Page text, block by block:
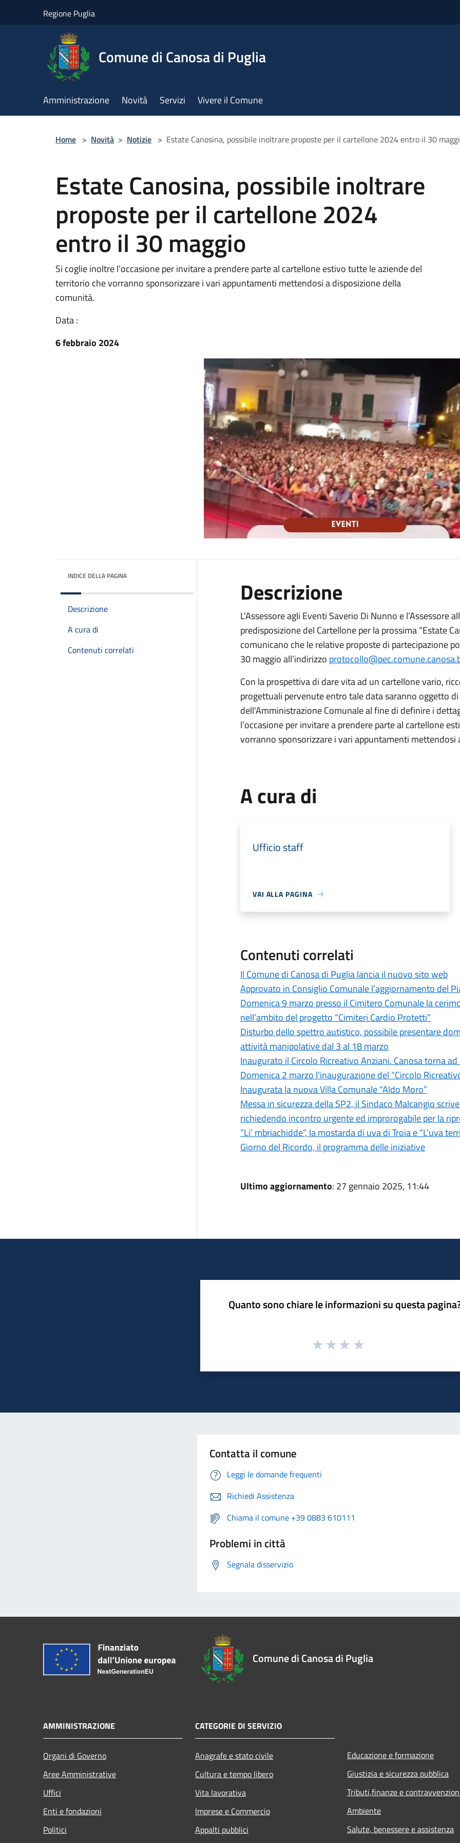
Regione Puglia
Comune di Canosa di Puglia
Amministrazione Novità Servizi Vivere il Comune
Home > Novità > Notizie > Estate Canosina, possibile inoltrare proposte per il cartellone 2024 entro il 30
Estate Canosina, possibile inoltrare
proposte per il cartellone 2024
entro il 30 maggio
Si coglie inoltre l’occasione per invitare a prendere parte al cartellone estivo tutte le aziende del
territorio che vorranno sponsorizzare i vari appuntamenti mettendosi a disposizione della
comunità.
Data :
6 febbraio 2024
INDICE DELLA PAGINA
Descrizione
A cura di
Contenuti correlati
Descrizione
L’Assessore agli Eventi Saverio Di Nunno e l’Assessore
predisposizione del Cartellone per la prossima “Estate
comunicano che le relative proposte di partecipazione
30 maggio all’indirizzo
Con la prospettiva di dare vita ad un cartellone vario,
progettuali pervenute entro tale data saranno oggetto
dell'Amministrazione Comunale al fine di definire i
l’occasione per invitare a prendere parte al cartellone
vorranno sponsorizzare i vari appuntamenti mettendosi
A cura di
Ufficio staff
VAI ALLA PAGINA
Contenuti correlati
Il Comune di Canosa di Puglia lancia il nuovo sito web
Approvato in Consiglio Comunale l’aggiornamento del
Domenica 9 marzo presso il Cimitero Comunale la
nell’ambito del progetto “Cimiteri Cardio Protetti”
Disturbo dello spettro autistico, possibile presentare
attività manipolative dal 3 al 18 marzo
Inaugurato il Circolo Ricreativo Anziani. Canosa torna
Domenica 2 marzo l’inaugurazione del “Circolo
Inaugurata la nuova Villa Comunale “Aldo Moro”
Messa in sicurezza della SP2, il Sindaco Malcangio
richiedendo incontro urgente ed improrogabile per la
”Li’ mbriachidde”, la mostarda di uva di Troia e “L’uva
Giorno del Ricordo, il programma delle iniziative
Ultimo aggiornamento: 27 gennaio 2025, 11:44
Quanto sono chiare le informazioni su questa
Contatta il comune
Leggi le domande frequenti
Richiedi Assistenza
Chiama il comune +39 0883 610111
Problemi in città
Segnala disservizio
Comune di Canosa di Puglia
AMMINISTRAZIONE
Organi di Governo
Aree Amministrative
Uffici
Enti e fondazioni
Politici
CATEGORIE DI SERVIZIO
Anagrafe e stato civile
Cultura e tempo libero
Vita lavorativa
Imprese e Commercio
Appalti pubblici
Educazione e formazione
Giustizia e sicurezza pubblica
Tributi,finanze e
Ambiente
Salute, benessere e assistenza